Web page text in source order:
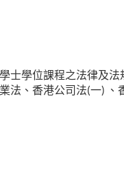
士學位課程之法律及法
法、香港公司法(一) 、